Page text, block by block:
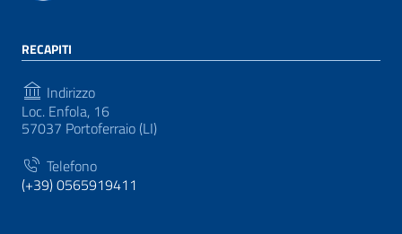
RECAPITI
Indirizzo
Loc. Enfola, 16
57037 Portoferraio (LI)
Telefono
(+39) 0565919411